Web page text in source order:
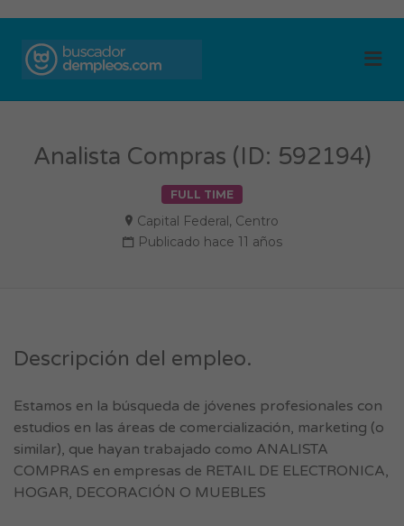
Analista Compras (ID: 592194)
FULL TIME
Capital Federal, Centro
Publicado hace 11 años
Descripción del empleo.
Estamos en la búsqueda de jóvenes profesionales con
estudios en las áreas de comercialización, marketing (o
similar), que hayan trabajado como ANALISTA
COMPRAS en empresas de RETAIL DE ELECTRONICA,
HOGAR, DECORACIÓN O MUEBLES